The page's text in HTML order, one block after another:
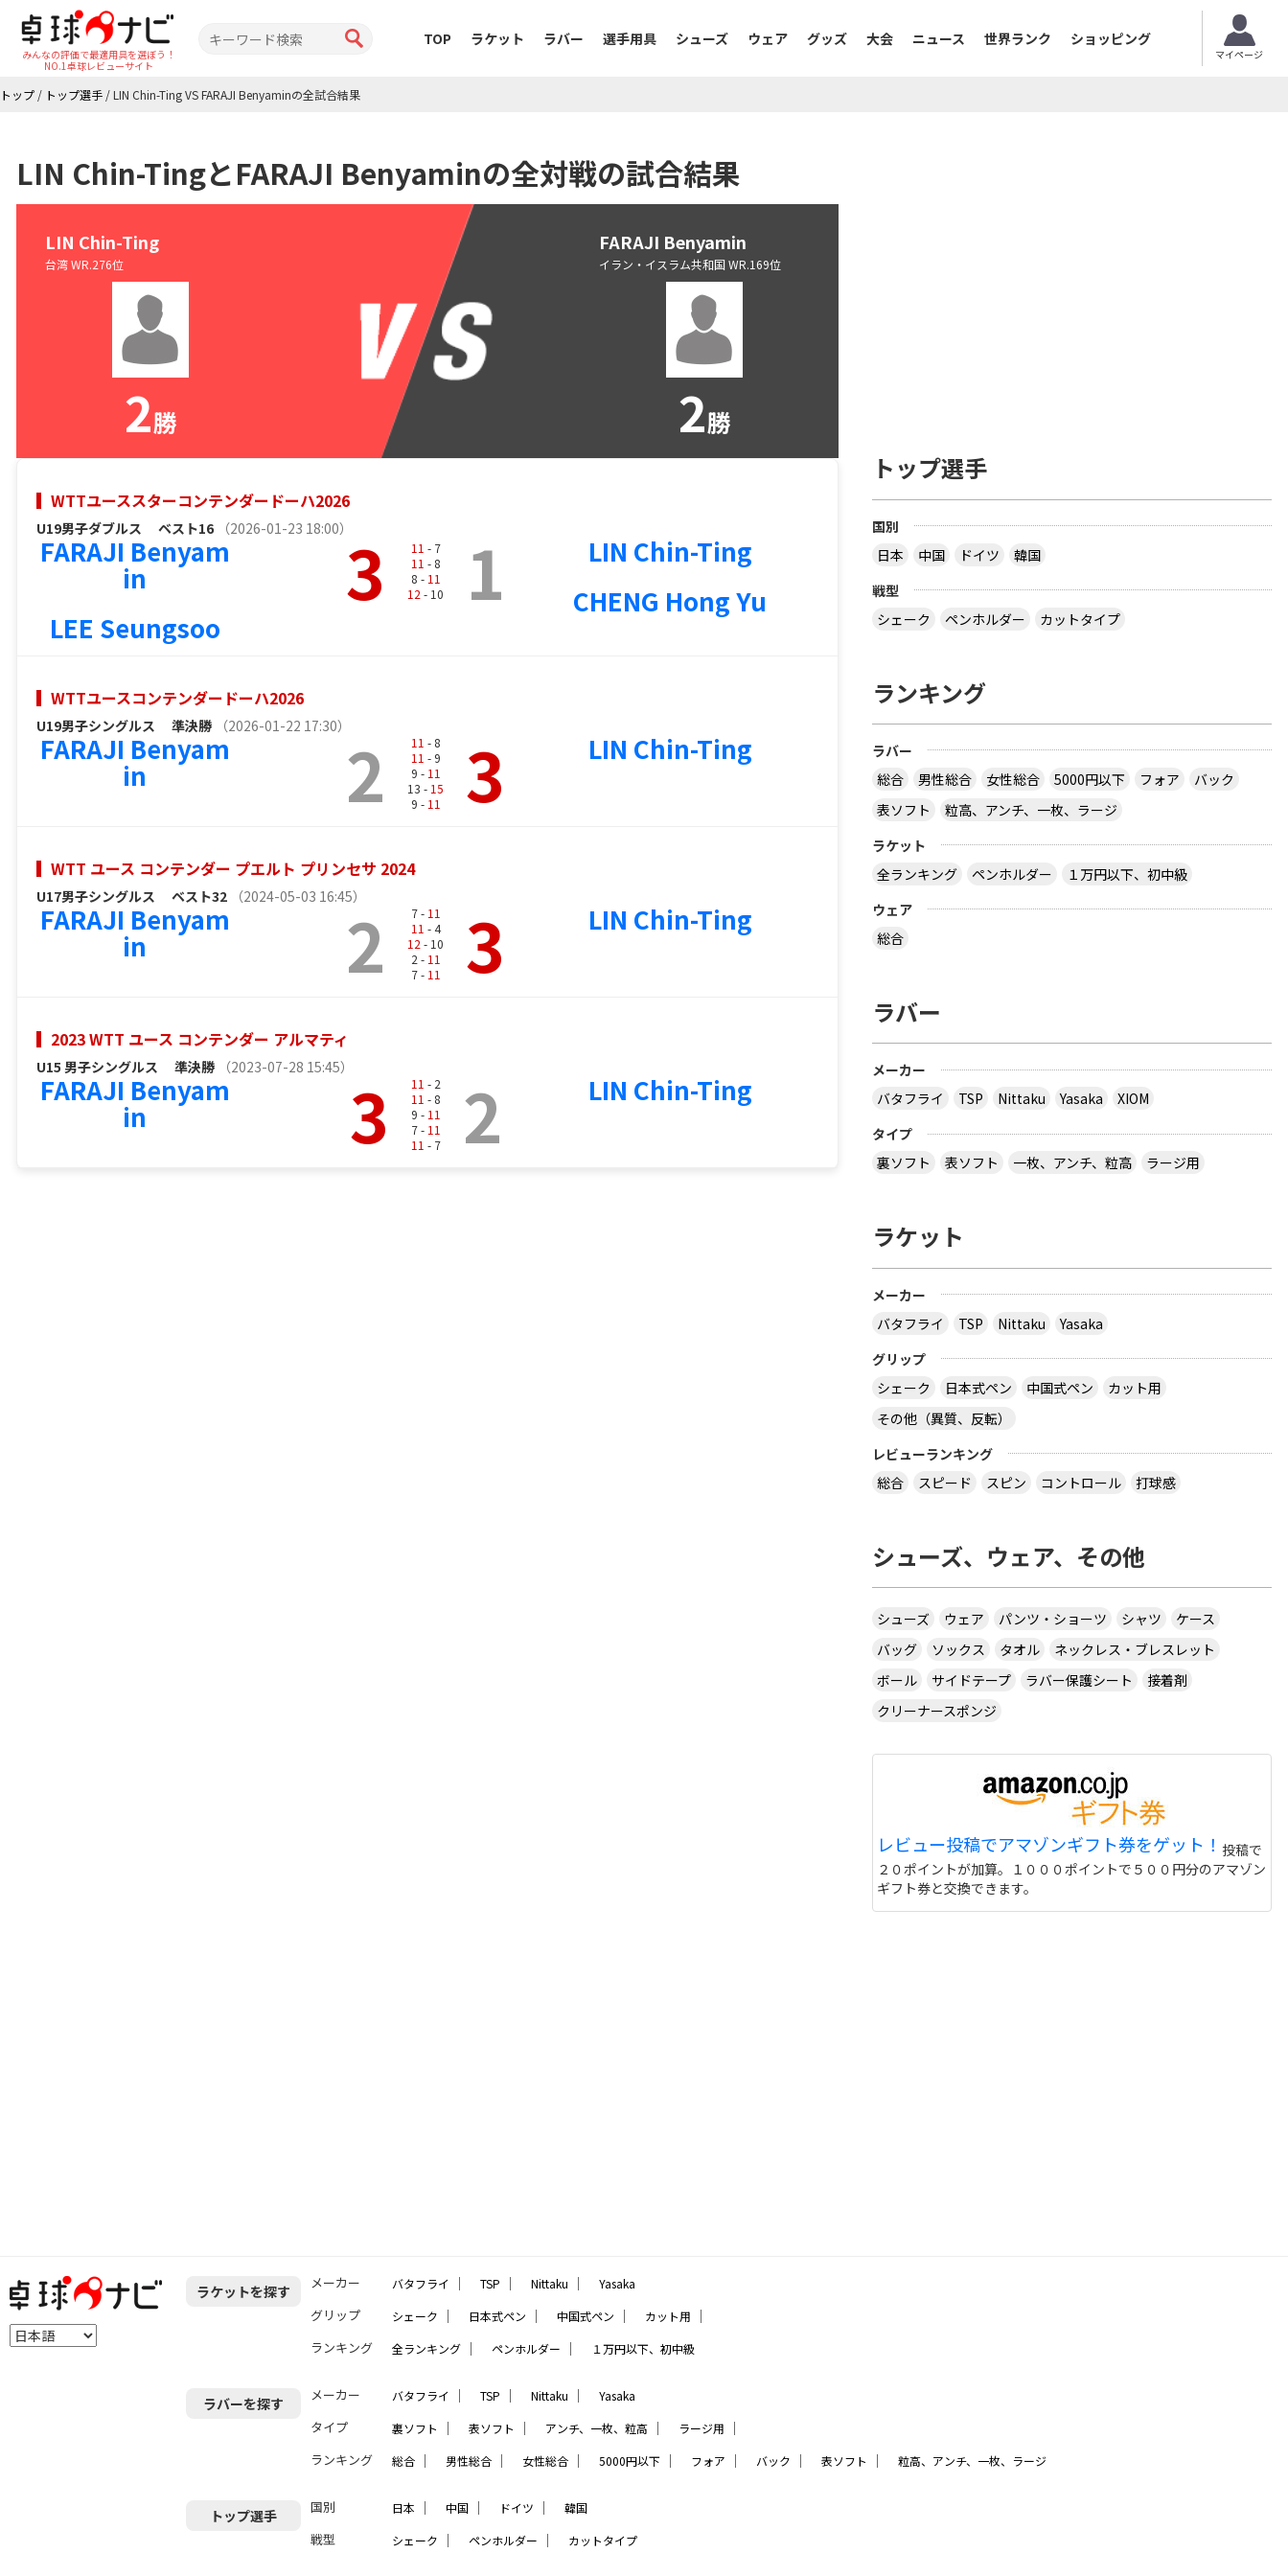
みんなの評価で最適用具を選ぼう！
NO.1卓球レビューサイト
TOP ラケット ラバー 選手用具 シューズ ウェア グッズ 大会 ニュース 世界ランク ショッピング
マイページ
トップ / トップ選手 /LIN Chin-Ting VS FARAJI Benyaminの全試合結果
LIN Chin-TingとFARAJI Benyaminの全対戦の試合結果
LIN Chin-Ting
台湾 WR.276位
2勝
FARAJI Benyamin
イラン・イスラム共和国 WR.169位
2勝
WTTユーススターコンテンダードーハ2026
U19男子ダブルス ベスト16 （2026-01-23 18:00）
FARAJI Benyam
in
LEE Seungsoo
3 11 - 7
11 - 8
8 - 11
12 - 10 1
LIN Chin-Ting
CHENG Hong Yu
WTTユースコンテンダードーハ2026
U19男子シングルス 準決勝 （2026-01-22 17:30）
FARAJI Benyam
in 2 11 - 8
11 - 9
9 - 11
13 - 15
9 - 11 3 LIN Chin-Ting
WTT ユース コンテンダー プエルト プリンセサ 2024
U17男子シングルス ベスト32 （2024-05-03 16:45）
FARAJI Benyam
in 2 7 - 11
11 - 4
12 - 10
2 - 11
7 - 11 3 LIN Chin-Ting
2023 WTT ユース コンテンダー アルマティ
U15 男子シングルス 準決勝 （2023-07-28 15:45）
FARAJI Benyam
in 3 11 - 2
11 - 8
9 - 11
7 - 11
11 - 7 2 LIN Chin-Ting
トップ選手
国別
日本
中国 ドイツ
韓国
戦型
シェーク
ペンホルダー カットタイプ
ランキング
ラバー
総合
男性総合 女性総合 5000円以下 フォア
バック
表ソフト
粒高、アンチ、一枚、ラージ
ラケット
全ランキング
ペンホルダー
１万円以下、初中級
ウェア
総合
ラバー
メーカー
バタフライ
TSP Nittaku Yasaka
XIOM
タイプ
裏ソフト
表ソフト 一枚、アンチ、粒高 ラージ用
ラケット
メーカー
バタフライ
TSP Nittaku
Yasaka
グリップ
シェーク
日本式ペン 中国式ペン
カット用
その他（異質、反転）
レビューランキング
総合
スピード スピン コントロール 打球感
シューズ、ウェア、その他
シューズ ウェア パンツ・ショーツ シャツ
ケース
バッグ
ソックス タオル
ネックレス・ブレスレット
ボール
サイドテープ ラバー保護シート
接着剤
クリーナースポンジ
レビュー投稿でアマゾンギフト券をゲット！ 投稿で
２０ポイントが加算。１０００ポイントで５００円分のアマゾン
ギフト券と交換できます。
ラケットを探す メーカー バタフライ ｜ TSP ｜ Nittaku ｜ Yasaka
グリップ シェーク ｜ 日本式ペン ｜ 中国式ペン ｜ カット用 ｜
ランキング 全ランキング ｜ ペンホルダー ｜ １万円以下、初中級
ラバーを探す メーカー バタフライ ｜ TSP ｜ Nittaku ｜ Yasaka
タイプ 裏ソフト ｜ 表ソフト ｜ アンチ、一枚、粒高 ｜ ラージ用 ｜
ランキング 総合 ｜ 男性総合 ｜ 女性総合 ｜ 5000円以下 ｜ フォア ｜ バック ｜ 表ソフト ｜ 粒高、アンチ、一枚、ラージ
トップ選手 国別 日本 ｜ 中国 ｜ ドイツ ｜ 韓国
戦型 シェーク ｜ ペンホルダー ｜ カットタイプ